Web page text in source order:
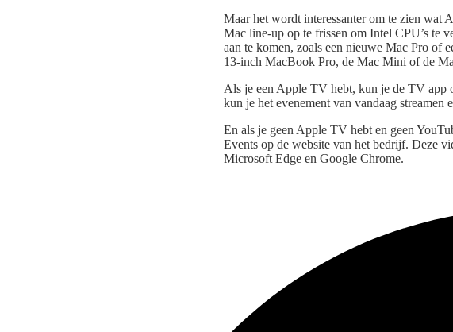
Maar het wordt interessanter om te zien wat
Mac line-up op te frissen om Intel CPU’s te
aan te komen, zoals een nieuwe Mac Pro of
13-inch MacBook Pro, de Mac Mini of de
Als je een Apple TV hebt, kun je de TV app
kun je het evenement van vandaag streamen
En als je geen Apple TV hebt en geen
Events op de website van het bedrijf. Deze
Microsoft Edge en Google Chrome.